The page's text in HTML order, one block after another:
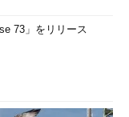
73」をリリース